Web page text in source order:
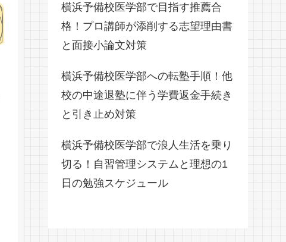
横浜予備校医学部で目指す推薦合
格！プロ講師が添削する志望理由書
と面接小論文対策
横浜予備校医学部への転塾手順！他
校の中途退塾に伴う学費返金手続き
と引き止め対策
横浜予備校医学部で浪人生活を乗り
切る！自習管理システムと理想の1
日の勉強スケジュール